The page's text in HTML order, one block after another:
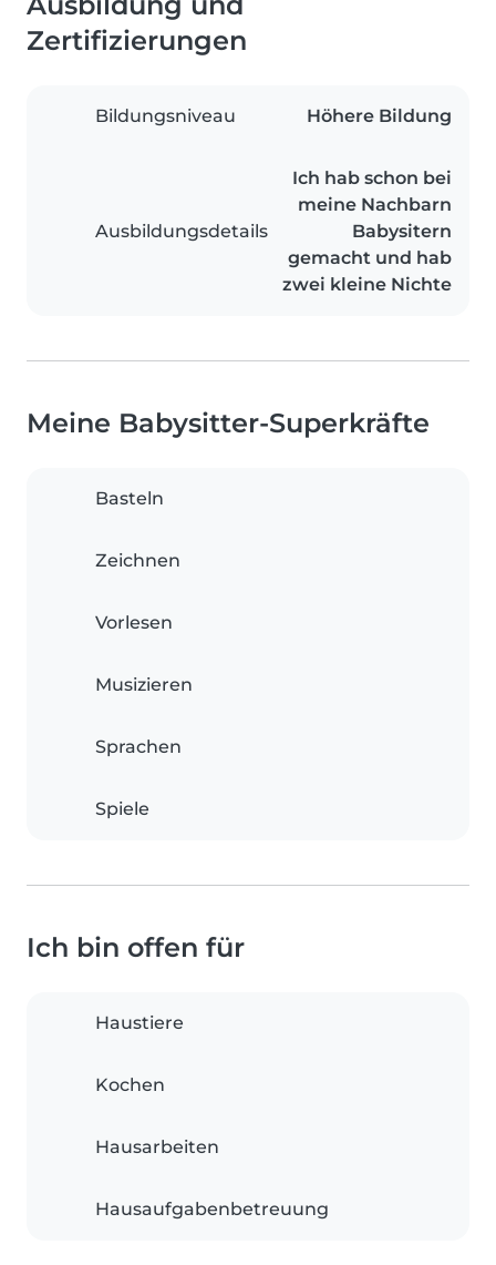
Zertifizierungen
Bildungsniveau Höhere Bildung
Ausbildungsdetails
Ich hab schon bei
meine Nachbarn
Babysitern
gemacht und hab
zwei kleine Nichte
Meine Babysitter-Superkräfte
Basteln
Zeichnen
Vorlesen
Musizieren
Sprachen
Spiele
Ich bin offen für
Haustiere
Kochen
Hausarbeiten
Hausaufgabenbetreuung